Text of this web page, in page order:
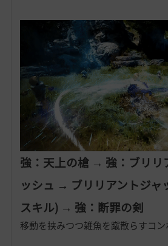
強：天上の槍 → 強：ブリリ
ッシュ → ブリリアントジャ
スキル) → 強：断罪の剣
移動を挟みつつ雑魚を蹴散らすコン